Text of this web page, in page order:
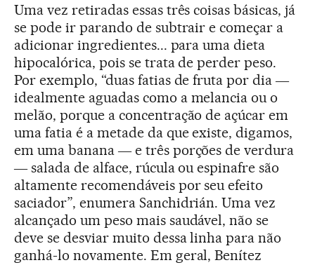
Uma vez retiradas essas três coisas básicas, já
se pode ir parando de subtrair e começar a
adicionar ingredientes... para uma dieta
hipocalórica, pois se trata de perder peso.
Por exemplo, “duas fatias de fruta por dia ―
idealmente aguadas como a melancia ou o
melão, porque a concentração de açúcar em
uma fatia é a metade da que existe, digamos,
em uma banana ― e três porções de verdura
― salada de alface, rúcula ou espinafre são
altamente recomendáveis por seu efeito
saciador”, enumera Sanchidrián. Uma vez
alcançado um peso mais saudável, não se
deve se desviar muito dessa linha para não
ganhá-lo novamente. Em geral, Benítez